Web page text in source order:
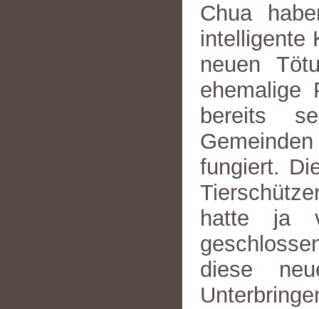
Chua
intelligente
neuen
ehemalige
bereits
fungiert.
hatte ja
diese